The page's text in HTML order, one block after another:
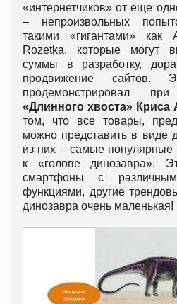
«интернетчиков» от еще
– непроизвольных
такими «гигантами» как
Rozetka, которые могут
суммы в разработку,
продвижение сайтов.
продемонстрировал
«Длинного хвоста» Криса
том, что все товары,
можно представить в виде
из них – самые популярные
к «голове динозавра».
смартфоны с
функциями, другие
динозавра очень маленькая!